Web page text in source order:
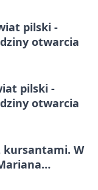
pilski -
otwarcia
pilski -
otwarcia
kursantami. W